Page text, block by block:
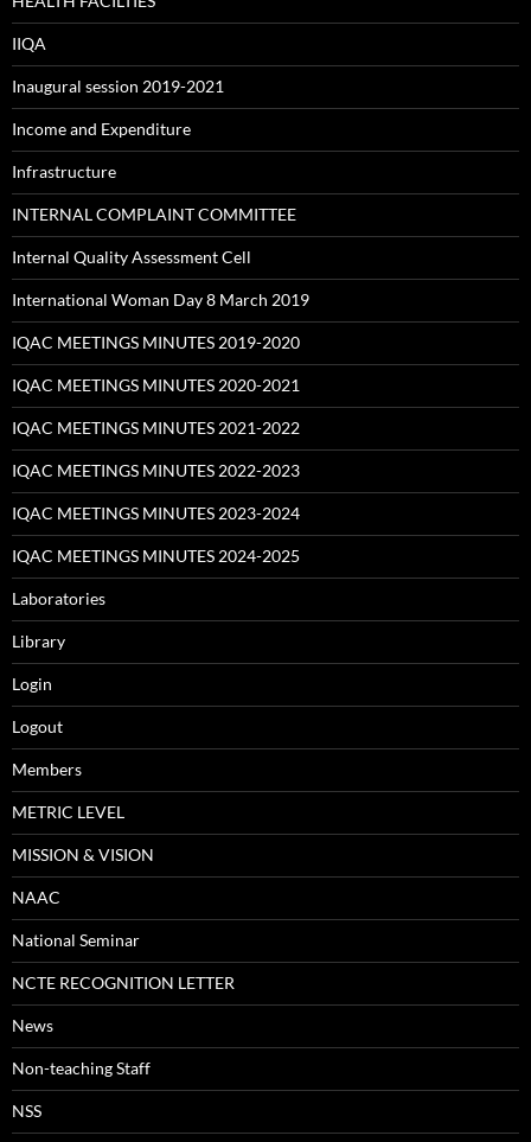
IIQA
Inaugural session 2019-2021
Income and Expenditure
Infrastructure
INTERNAL COMPLAINT COMMITTEE
Internal Quality Assessment Cell
International Woman Day 8 March 2019
IQAC MEETINGS MINUTES 2019-2020
IQAC MEETINGS MINUTES 2020-2021
IQAC MEETINGS MINUTES 2021-2022
IQAC MEETINGS MINUTES 2022-2023
IQAC MEETINGS MINUTES 2023-2024
IQAC MEETINGS MINUTES 2024-2025
Laboratories
Library
Login
Logout
Members
METRIC LEVEL
MISSION & VISION
NAAC
National Seminar
NCTE RECOGNITION LETTER
News
Non-teaching Staff
NSS